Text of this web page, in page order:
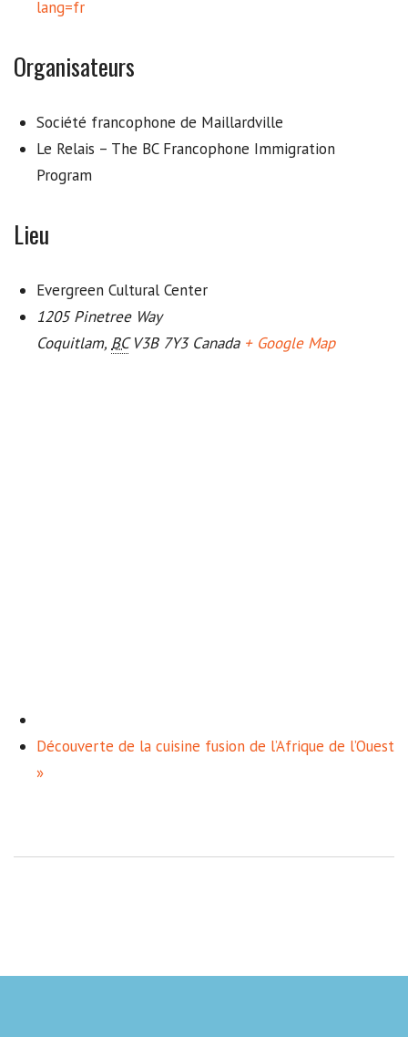
lang=fr
Organisateurs
Société francophone de Maillardville
Le Relais – The BC Francophone Immigration
Program
Lieu
Evergreen Cultural Center
1205 Pinetree Way
Coquitlam, BC V3B 7Y3 Canada + Google Map
Découverte de la cuisine fusion de l’Afrique de l’Ouest
»